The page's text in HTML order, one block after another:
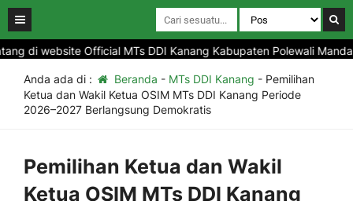
di website Official MTs DDI Kanang Kabupaten Polewali Mandar
Anda ada di : Beranda - MTs DDI Kanang - Pemilihan
Ketua dan Wakil Ketua OSIM MTs DDI Kanang Periode
2026–2027 Berlangsung Demokratis
Pemilihan Ketua dan Wakil
Ketua OSIM MTs DDI Kanang